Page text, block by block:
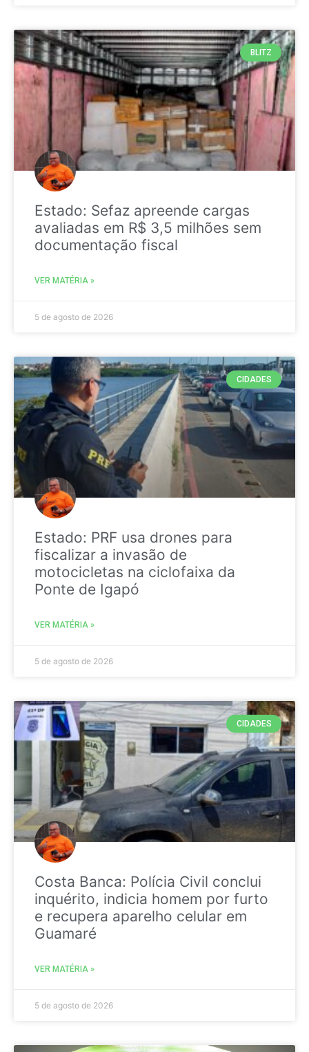
BLITZ
Estado: Sefaz apreende cargas
avaliadas em R$ 3,5 milhões sem
documentação fiscal
VER MATÉRIA »
5 de agosto de 2026
CIDADES
Estado: PRF usa drones para
fiscalizar a invasão de
motocicletas na ciclofaixa da
Ponte de Igapó
VER MATÉRIA »
5 de agosto de 2026
CIDADES
Costa Banca: Polícia Civil conclui
inquérito, indicia homem por furto
e recupera aparelho celular em
Guamaré
VER MATÉRIA »
5 de agosto de 2026